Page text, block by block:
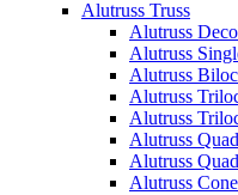
Alutruss Truss
Alutruss
Alutruss
Alutruss
Alutruss
Alutruss
Alutruss
Alutruss
Alutruss